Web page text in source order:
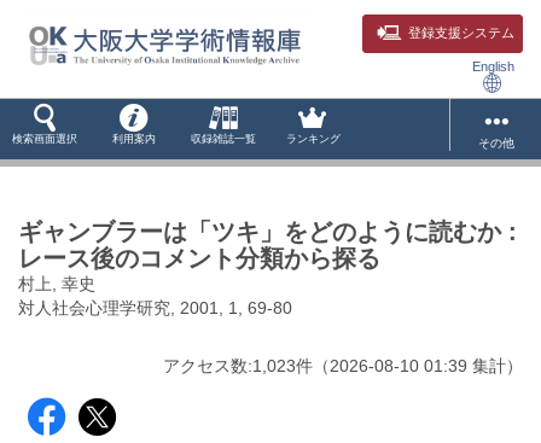
登録支援システム
English
検索画面選択 利用案内 収録雑誌一覧 ランキング その他
ギャンブラーは「ツキ」をどのように読むか :
レース後のコメント分類から探る
村上, 幸史
対人社会心理学研究, 2001, 1, 69-80
アクセス数:1,023件 （2026-08-10 01:39 集計）